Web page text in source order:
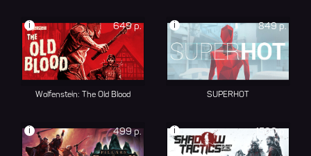
649 р.
i
Wolfenstein: The Old Blood
849 р.
i
SUPERHOT
499 р.
i 1500 р.
i